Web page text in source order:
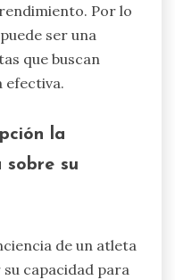
Por lo
ser una
que buscan
efectiva.
la
sobre su
de un atleta
capacidad para